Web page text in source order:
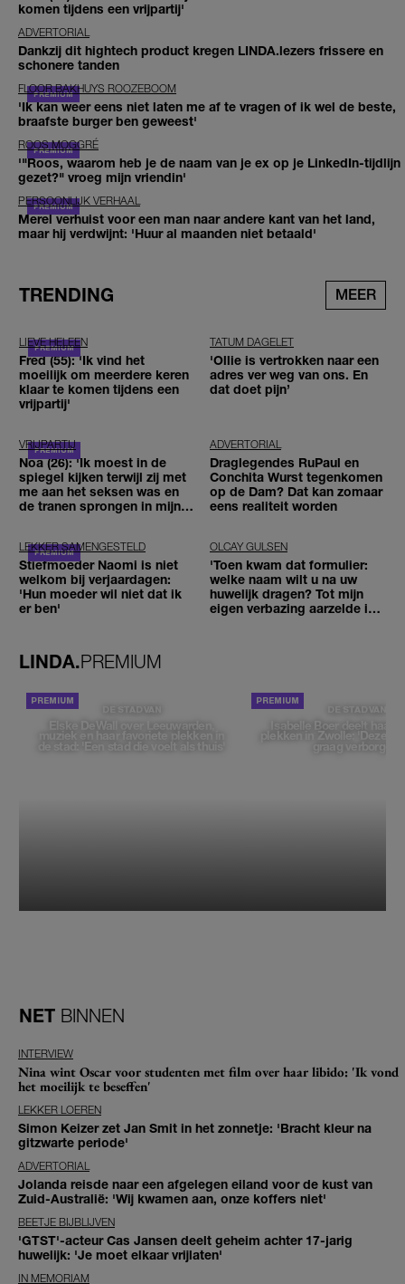
komen tijdens een vrijpartij'
ADVERTORIAL
Dankzij dit hightech product kregen LINDA.lezers frissere en
schonere tanden
FLOOR BAKHUYS ROOZEBOOM
'Ik kan weer eens niet laten me af te vragen of ik wel de beste,
braafste burger ben geweest'
ROOS MOGGRÉ
'"Roos, waarom heb je de naam van je ex op je LinkedIn-tijdlijn
gezet?" vroeg mijn vriendin'
PERSOONLIJK VERHAAL
Merel verhuist voor een man naar andere kant van het land,
maar hij verdwijnt: 'Huur al maanden niet betaald'
TRENDING MEER
LIEVE HELEEN
Fred (55): 'Ik vind het
moeilijk om meerdere keren
klaar te komen tijdens een
vrijpartij'
TATUM DAGELET
'Ollie is vertrokken naar een
adres ver weg van ons. En
dat doet pijn’
VRIJPARTIJ
Noa (26): 'Ik moest in de
spiegel kijken terwijl zij met
me aan het seksen was en
de tranen sprongen in mijn
ADVERTORIAL
Draglegendes RuPaul en
Conchita Wurst tegenkomen
op de Dam? Dat kan zomaar
eens realiteit worden
LEKKER SAMENGESTELD
Stiefmoeder Naomi is niet
welkom bij verjaardagen:
'Hun moeder wil niet dat ik
er ben'
OLCAY GULSEN
'Toen kwam dat formulier:
welke naam wilt u na uw
huwelijk dragen? Tot mijn
eigen verbazing aarzelde ik
LINDA.PREMIUM
DE STAD VAN
Elske DeWall over Leeuwarden,
muziek en haar favoriete plekken in
de stad: 'Een stad die voelt als thuis'
DE STAD VAN
Isabelle Boer deelt haar
plekken in Zwolle: 'Deze
graag verborgen'
NET BINNEN
INTERVIEW
Nina wint Oscar voor studenten met film over haar libido: 'Ik vond
het moeilijk te beseffen'
LEKKER LOEREN
Simon Keizer zet Jan Smit in het zonnetje: 'Bracht kleur na
gitzwarte periode'
ADVERTORIAL
Jolanda reisde naar een afgelegen eiland voor de kust van
Zuid-Australië: 'Wij kwamen aan, onze koffers niet'
BEETJE BIJBLIJVEN
'GTST'-acteur Cas Jansen deelt geheim achter 17-jarig
huwelijk: 'Je moet elkaar vrijlaten'
IN MEMORIAM